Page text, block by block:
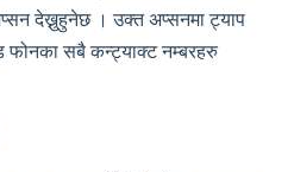
देख्नुहुनेछ । उक्त अप्सनमा ट्याप
फोनका सबै कन्ट्याक्ट नम्बरहरु